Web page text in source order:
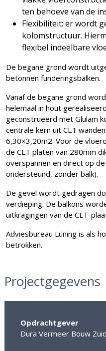
ten behoeve van de
Flexibiliteit: er wordt
kolomstructuur.
flexibel indeelbare
De begane grond wordt
betonnen funderingsbalken.
Vanaf de begane grond
helemaal in hout
geconstrueerd met Glulam
centrale kern uit CLT
6,30×3,20m2. Voor de
de CLT platen van 280mm
overspannen en direct op
ondersteund, zonder balk).
De gevel wordt gedragen
verdieping. De balkons
uitkragingen van de CLT-
Adviesbureau Lüning is als
betrokken.
Projectgegevens
Opdrachtgever
Dura Vermeer Bouw